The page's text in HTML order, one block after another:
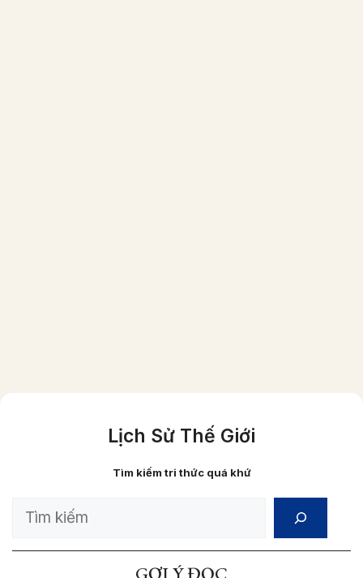
Lịch Sử Thế Giới
Tìm kiếm tri thức quá khứ
Search